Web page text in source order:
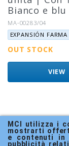
MCI utilizza i
mostrarti
e contenuti in
pubblicità
Bianco e blu
Riferimento:
MA-00283/04
Marca:
EXPANSIÓN FARMA
OUT STOCK
VIEW